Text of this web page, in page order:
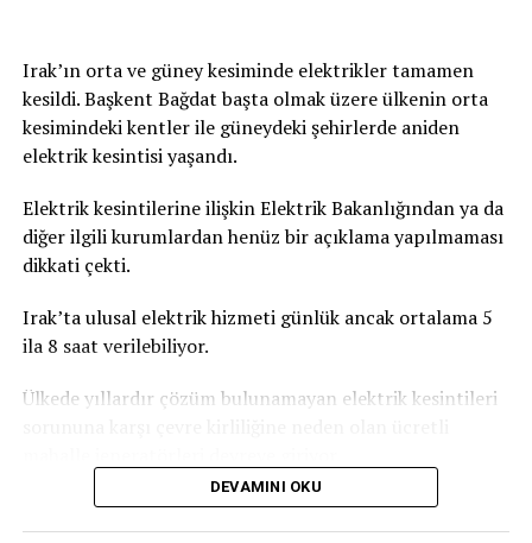
Irak’ın orta ve güney kesiminde elektrikler tamamen
kesildi. Başkent Bağdat başta olmak üzere ülkenin orta
kesimindeki kentler ile güneydeki şehirlerde aniden
elektrik kesintisi yaşandı.
Elektrik kesintilerine ilişkin Elektrik Bakanlığından ya da
diğer ilgili kurumlardan henüz bir açıklama yapılmaması
dikkati çekti.
Irak’ta ulusal elektrik hizmeti günlük ancak ortalama 5
ila 8 saat verilebiliyor.
Ülkede yıllardır çözüm bulunamayan elektrik kesintileri
DEVAMINI OKU